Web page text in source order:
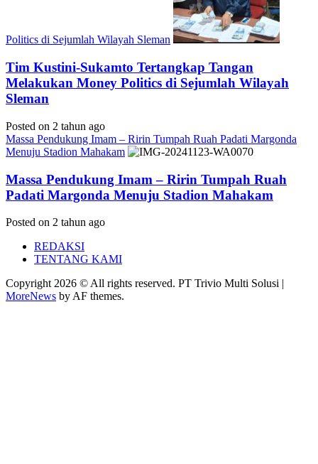
Politics di Sejumlah Wilayah Sleman
Tim Kustini-Sukamto Tertangkap Tangan
Melakukan Money Politics di Sejumlah Wilayah
Sleman
Posted on 2 tahun ago
Massa Pendukung Imam – Ririn Tumpah Ruah Padati Margonda
Menuju Stadion Mahakam
Massa Pendukung Imam – Ririn Tumpah Ruah
Padati Margonda Menuju Stadion Mahakam
Posted on 2 tahun ago
REDAKSI
TENTANG KAMI
Copyright 2026 © All rights reserved. PT Trivio Multi Solusi |
MoreNews by AF themes.